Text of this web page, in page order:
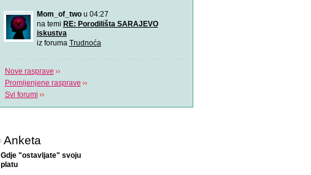
Mom_of_twou 04:27
na temi RE: Porodilišta SARAJEVO
iskustva
iz foruma Trudnoća
Nove rasprave
Promijenjene rasprave
Svi forumi
Anketa
Gdje "ostavljate" svoju
platu